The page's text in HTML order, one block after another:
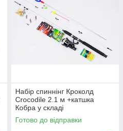
Набір спиннінг Кроколд
Crocodile 2.1 м +катшка
Кобра у складі
Готово до відправки